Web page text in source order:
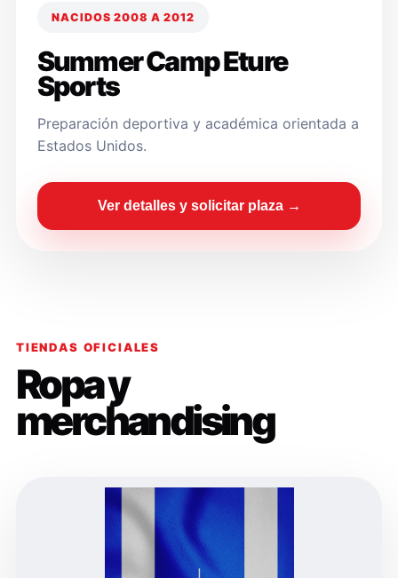
NACIDOS 2008 A 2012
Summer Camp Eture
Sports
Preparación deportiva y académica orientada a
Estados Unidos.
Ver detalles y solicitar plaza →
TIENDAS OFICIALES
Ropa y
merchandising